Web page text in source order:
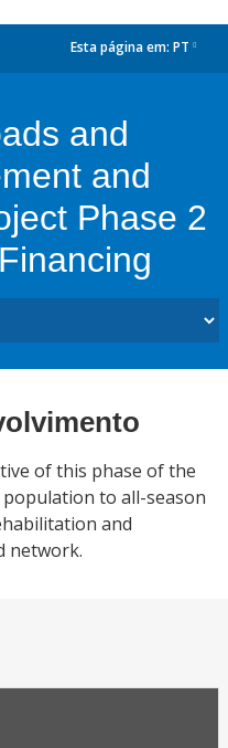
Esta página em: PT
and
and
Phase 2
of this phase of the
population to all-season
and
network.